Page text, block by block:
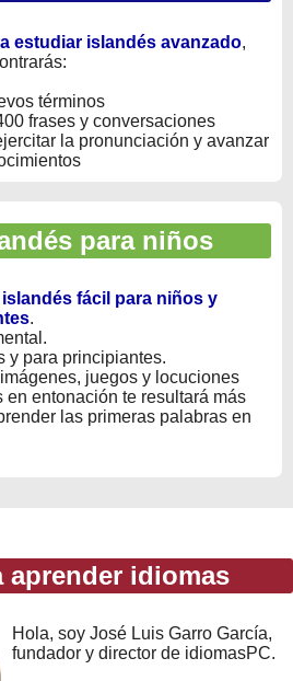
estudiar islandés avanzado,
términos
frases y conversaciones
la pronunciación y avanzar
para niños
fácil para niños y
.
y para principiantes.
juegos y locuciones
en entonación te resultará más
las primeras palabras en
aprender idiomas
Hola, soy José Luis Garro García,
fundador y director de idiomasPC.